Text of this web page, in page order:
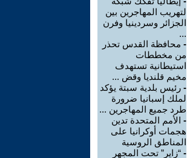
لتهريب المهاجرين بين
الجزائر وسردينيا وفرن
...
- محافظة القدس تحذر
من مخططات
استيطانية تستهدف
مخيم قلنديا وقض ...
- رئيس بلدية سبتة يؤكد
لملك إسبانيا ضرورة
طرد جميع المهاجرين ...
- الأمم المتحدة تدين
هجمات أوكرانيا على
المناطق الروسية
- “زاير” تحت المجهر